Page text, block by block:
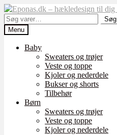
Spring
til
navigation
Spring
til
indhold
Søg
efter:
Søg
Menu
Baby
Sweaters og trøjer
Veste og toppe
Kjoler og nederdele
Bukser og shorts
Tilbehør
Børn
Sweaters og trøjer
Veste og toppe
Kjoler og nederdele